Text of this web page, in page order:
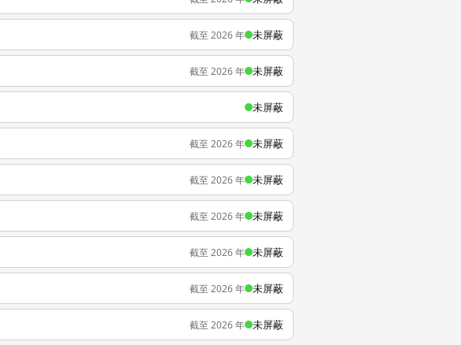
截至 2026 年 未屏蔽
截至 2026 年 未屏蔽
未屏蔽
截至 2026 年 未屏蔽
截至 2026 年 未屏蔽
截至 2026 年 未屏蔽
截至 2026 年 未屏蔽
截至 2026 年 未屏蔽
截至 2026 年 未屏蔽